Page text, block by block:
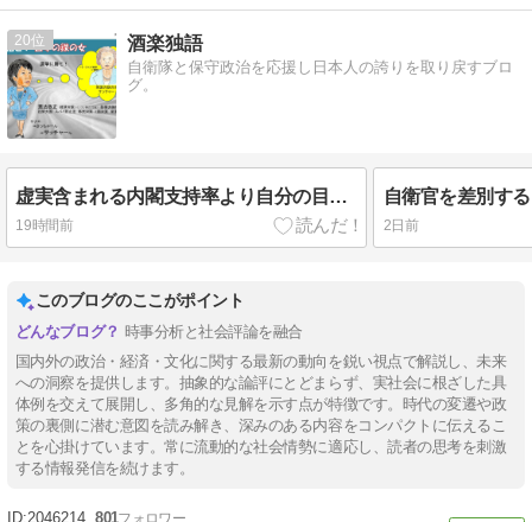
20 酒楽独語
自衛隊と保守政治を応援し日本人の誇りを取り戻すブロ
グ。
虚実含まれる内閣支持率より自分の目を信じるべき
19時間前 2日前
このブログのここがポイント
時事分析と社会評論を融合
国内外の政治・経済・文化に関する最新の動向を鋭い視点で解説し、未来
への洞察を提供します。抽象的な論評にとどまらず、実社会に根ざした具
体例を交えて展開し、多角的な見解を示す点が特徴です。時代の変遷や政
策の裏側に潜む意図を読み解き、深みのある内容をコンパクトに伝えるこ
とを心掛けています。常に流動的な社会情勢に適応し、読者の思考を刺激
する情報発信を続けます。
2046214 801